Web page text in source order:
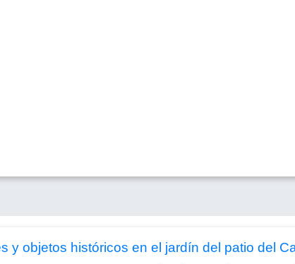
y objetos históricos en el jardín del patio del